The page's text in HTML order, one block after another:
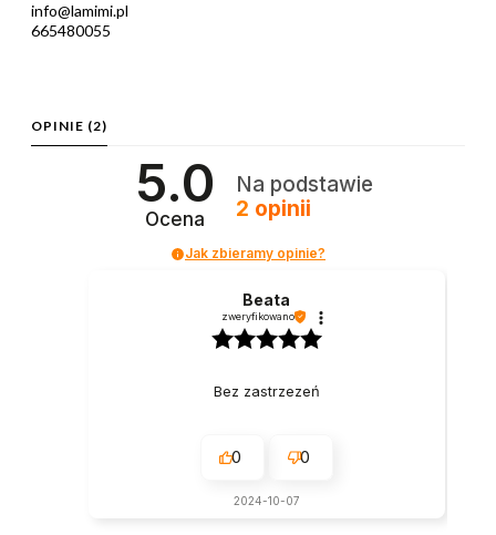
info@lamimi.pl
665480055
OPINIE (2)
5.0
Ocena
Na podstawie
2 opinii
Jak zbieramy opinie?
Beata
zweryfikowano
Bez zastrzezeń
0 0
2024-10-07